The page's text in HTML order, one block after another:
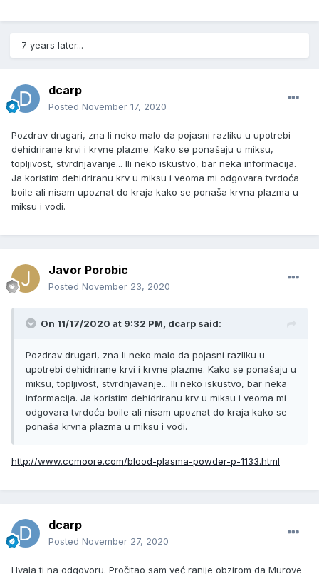
7 years later...
dcarp
Posted November 17, 2020
Pozdrav drugari, zna li neko malo da pojasni razliku u upotrebi
dehidrirane krvi i krvne plazme. Kako se ponašaju u miksu,
topljivost, stvrdnjavanje... Ili neko iskustvo, bar neka informacija.
Ja koristim dehidriranu krv u miksu i veoma mi odgovara tvrdoća
boile ali nisam upoznat do kraja kako se ponaša krvna plazma u
miksu i vodi.
Javor Porobic
Posted November 23, 2020
On 11/17/2020 at 9:32 PM, dcarp said:
Pozdrav drugari, zna li neko malo da pojasni razliku u
upotrebi dehidrirane krvi i krvne plazme. Kako se ponašaju u
miksu, topljivost, stvrdnjavanje... Ili neko iskustvo, bar neka
informacija. Ja koristim dehidriranu krv u miksu i veoma mi
odgovara tvrdoća boile ali nisam upoznat do kraja kako se
ponaša krvna plazma u miksu i vodi.
http://www.ccmoore.com/blood-plasma-powder-p-1133.html
dcarp
Posted November 27, 2020
Hvala ti na odgovoru. Pročitao sam već ranije obzirom da Murove